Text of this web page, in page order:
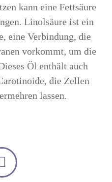
kann eine Fettsäure
Linolsäure ist ein
eine Verbindung, die
vorkommt, um die
Öl enthält auch
die Zellen
lassen.